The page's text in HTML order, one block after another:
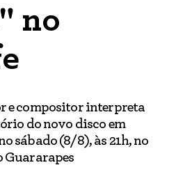
no
e compositor interpreta
do novo disco em
sábado (8/8), às 21h, no
Guararapes